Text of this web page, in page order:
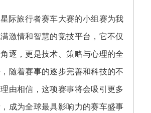
际旅行者赛车大赛的小组赛为我
激情和智慧的竞技平台，它不仅
逐，更是技术、策略与心理的全
随着赛事的逐步完善和科技的不
由相信，这项赛事将会吸引更多
成为全球最具影响力的赛车盛事